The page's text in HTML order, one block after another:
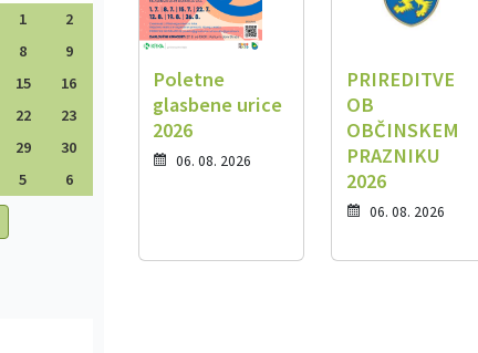
Poletne
glasbene urice
2026
06. 08. 2026
PRIREDITVE
OB
OBČINSKEM
PRAZNIKU
2026
06. 08. 2026
1
2
8
9
15
16
22
23
29
30
5 6